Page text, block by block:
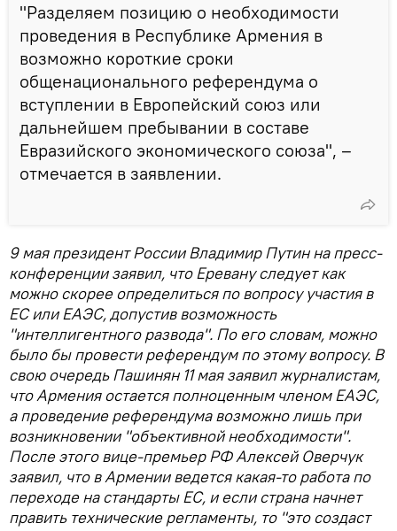
"Разделяем позицию о необходимости
проведения в Республике Армения в
возможно короткие сроки
общенационального референдума о
вступлении в Европейский союз или
дальнейшем пребывании в составе
Евразийского экономического союза", –
отмечается в заявлении.
9 мая президент России Владимир Путин на пресс-
конференции заявил, что Еревану следует как
можно скорее определиться по вопросу участия в
ЕС или ЕАЭС, допустив возможность
"интеллигентного развода". По его словам, можно
было бы провести референдум по этому вопросу. В
свою очередь Пашинян 11 мая заявил журналистам,
что Армения остается полноценным членом ЕАЭС,
а проведение референдума возможно лишь при
возникновении "объективной необходимости".
После этого вице-премьер РФ Алексей Оверчук
заявил, что в Армении ведется какая-то работа по
переходе на стандарты ЕС, и если страна начнет
править технические регламенты, то "это создаст